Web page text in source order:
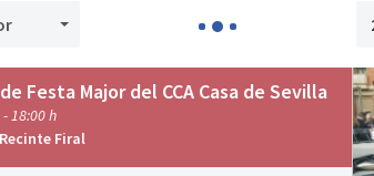
Festa Major del CCA Casa de Sevilla
18:00 h
Recinte Firal